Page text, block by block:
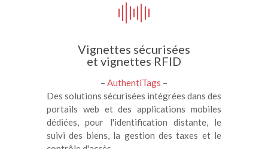
Vignettes sécurisées
et vignettes RFID
– AuthentiTags –
Des solutions sécurisées intégrées dans des
portails web et des applications mobiles
dédiées, pour l'identification distante, le
suivi des biens, la gestion des taxes et le